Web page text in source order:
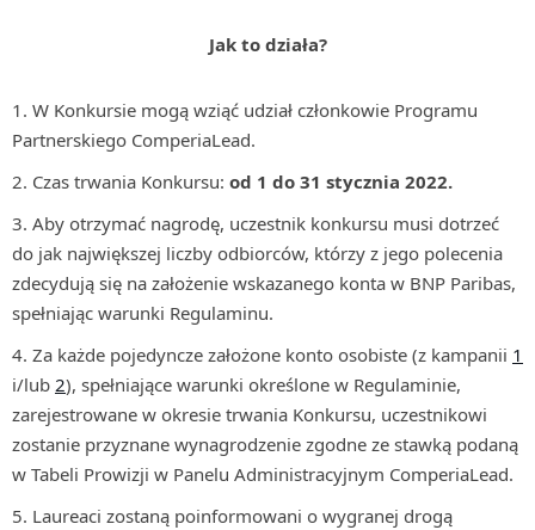
Jak to działa?
W Konkursie mogą wziąć udział członkowie Programu
Partnerskiego ComperiaLead.
Czas trwania Konkursu: od 1 do 31 stycznia 2022.
Aby otrzymać nagrodę, uczestnik konkursu musi dotrzeć
do jak największej liczby odbiorców, którzy z jego polecenia
zdecydują się na założenie wskazanego konta w BNP Paribas,
spełniając warunki Regulaminu.
Za każde pojedyncze założone konto osobiste (z kampanii 1
i/lub 2), spełniające warunki określone w Regulaminie,
zarejestrowane w okresie trwania Konkursu, uczestnikowi
zostanie przyznane wynagrodzenie zgodne ze stawką podaną
w Tabeli Prowizji w Panelu Administracyjnym ComperiaLead.
Laureaci zostaną poinformowani o wygranej drogą